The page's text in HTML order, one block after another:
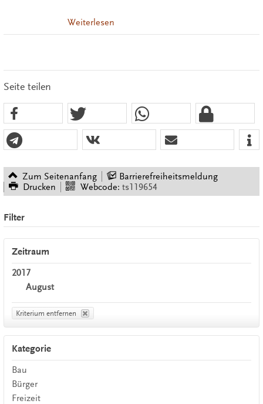
Weiterlesen
Seite teilen
Zum Seitenanfang
Barrierefreiheitsmeldung
Drucken
Webcode: ts119654
Filter
Zeitraum
2017
August
Kriterium entfernen
Kategorie
Bau
Bürger
Freizeit